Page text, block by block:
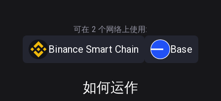
可在 2 个网络上使用:
Binance Smart Chain Base
如何运作